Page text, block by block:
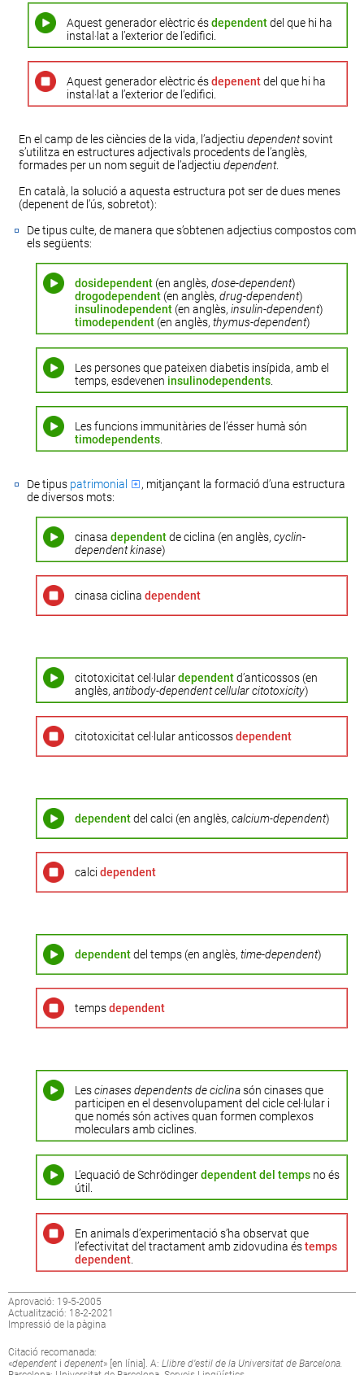
Aquest generador elèctric ésdependentdel que hi ha
instal·lat a l’exterior de l’edifici.
Aquest generador elèctric ésdepenentdel que hi ha
instal·lat a l’exterior de l’edifici.
En el camp de les ciències de la vida, l’adjectiu dependentsovint
s’utilitza en estructures adjectivals procedents de l’anglès,
formades per un nom seguit de l’adjectiu dependent.
En català, la solució a aquesta estructura pot ser de dues menes
(depenent de l’ús, sobretot):
De tipus culte, de manera que s’obtenen adjectius compostos com
els següents:
dosidependent(en anglès, dose-dependent)
drogodependent(en anglès, drug-dependent)
insulinodependent(en anglès, insulin-dependent)
timodependent(en anglès, thymus-dependent)
Les persones que pateixen diabetis insípida, amb el
temps, esdevenen insulinodependents.
Les funcions immunitàries de l’ésser humà són
timodependents.
De tipus patrimonial
, mitjançant la formació d’una estructura
de diversos mots:
cinasa dependentde ciclina (en anglès, cyclin-
dependent kinase)
cinasa ciclina dependent
citotoxicitat cel·lulardependentd’anticossos (en
anglès, antibody-dependent cellular citotoxicity)
citotoxicitat cel·lular anticossosdependent
dependentdel calci (en anglès, calcium-dependent)
calci dependent
dependentdel temps (en anglès, time-dependent)
tempsdependent
Lescinases dependents de ciclinasón cinases que
participen en el desenvolupament del cicle cel·lular i
que només són actives quan formen complexos
moleculars amb ciclines.
L’equació de Schrödingerdependent del tempsno és
útil.
En animals d’experimentació s’ha observat que
l’efectivitat del tractament amb zidovudina éstemps
dependent.
Aprovació: 19-5-2005
Actualització: 18-2-2021
Impressió de la pàgina
Citació recomanada:
«dependent i depenent» [en línia]. A: Llibre d’estil de la Universitat de Barcelona.